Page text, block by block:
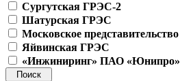
Сургутская ГРЭС-2
Шатурская ГРЭС
Московское представительство
Яйвинская ГРЭС
«Инжиниринг» ПАО «Юнипро»